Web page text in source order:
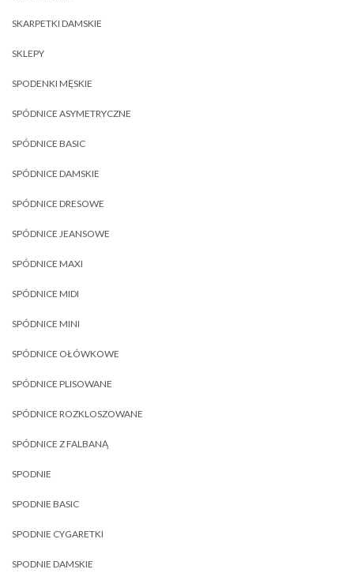
SKARPETKI DAMSKIE
SKLEPY
SPODENKI MĘSKIE
SPÓDNICE ASYMETRYCZNE
SPÓDNICE BASIC
SPÓDNICE DAMSKIE
SPÓDNICE DRESOWE
SPÓDNICE JEANSOWE
SPÓDNICE MAXI
SPÓDNICE MIDI
SPÓDNICE MINI
SPÓDNICE OŁÓWKOWE
SPÓDNICE PLISOWANE
SPÓDNICE ROZKLOSZOWANE
SPÓDNICE Z FALBANĄ
SPODNIE
SPODNIE BASIC
SPODNIE CYGARETKI
SPODNIE DAMSKIE